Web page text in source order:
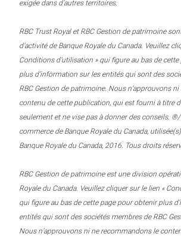
exigée dans d’autres territoires.
RBC Trust Royal et RBC Gestion de patrimoine
d’activité de Banque Royale du Canada. Veuillez
Conditions d’utilisation » qui figure au bas de
plus d’information sur les entités qui sont des
RBC Gestion de patrimoine. Nous n’approuvons
contenu de cette publication, qui est fourni à titre
seulement et ne vise pas à donner des conseils.
commerce de Banque Royale du Canada,
Banque Royale du Canada, 2016. Tous droits
RBC Gestion de patrimoine est une division
Royale du Canada. Veuillez cliquer sur le lien «
qui figure au bas de cette page pour obtenir plus
entités qui sont des sociétés membres de RBC
Nous n’approuvons ni ne recommandons le